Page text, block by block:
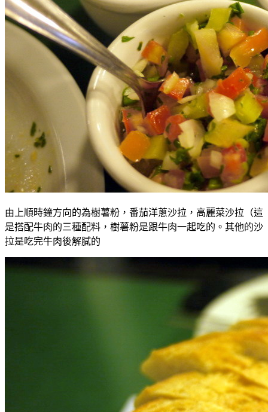
由上順時鐘方向的為樹薯粉，番茄洋蔥沙拉，高麗菜沙拉（這
是搭配牛肉的三種配料，樹薯粉是跟牛肉一起吃的。其他的沙
拉是吃完牛肉後解膩的